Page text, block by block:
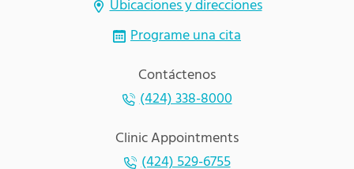
Contáctenos
(424) 338-8000
Clinic Appointments
(424) 529-6755
Ubicaciones y direcciones
Programe una cita